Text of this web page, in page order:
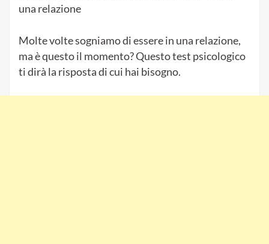
una relazione
Molte volte sogniamo di essere in una relazione,
ma è questo il momento? Questo test psicologico
ti dirà la risposta di cui hai bisogno.